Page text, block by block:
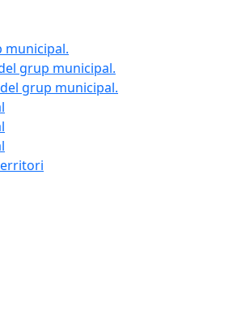
municipal.
grup municipal.
grup municipal.